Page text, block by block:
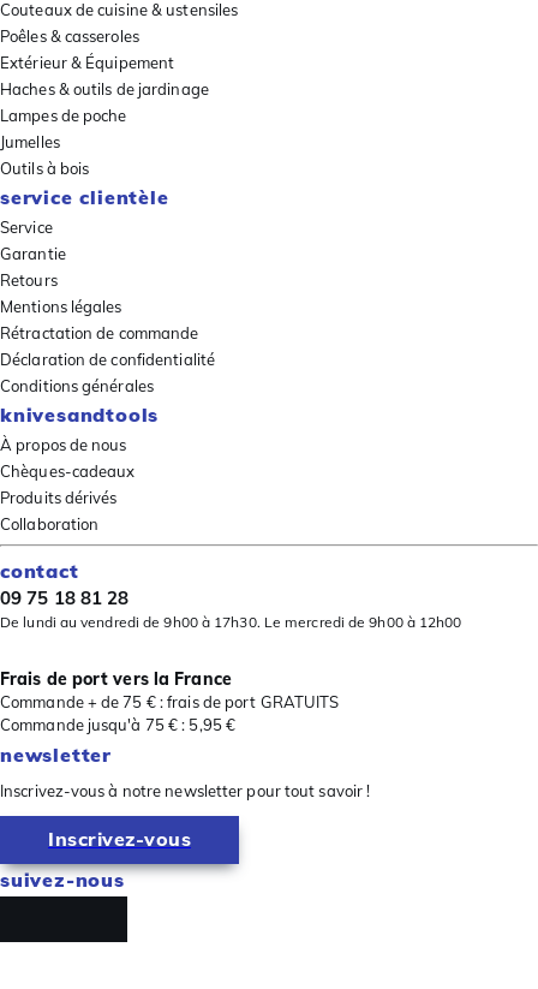
Couteaux de cuisine & ustensiles
Poêles & casseroles
Extérieur & Équipement
Haches & outils de jardinage
Lampes de poche
Jumelles
Outils à bois
service clientèle
Service
Garantie
Retours
Mentions légales
Rétractation de commande
Déclaration de confidentialité
Conditions générales
knivesandtools
À propos de nous
Chèques-cadeaux
Produits dérivés
Collaboration
contact
09 75 18 81 28
De lundi au vendredi de 9h00 à 17h30. Le mercredi de 9h00 à 12h00
Frais de port vers la France
Commande + de 75 € : frais de port GRATUITS
Commande jusqu'à 75 € : 5,95 €
newsletter
Inscrivez-vous à notre newsletter pour tout savoir !
Inscrivez-vous
suivez-nous